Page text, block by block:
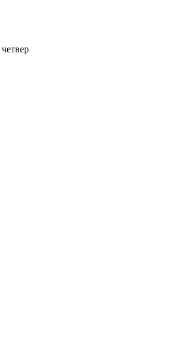
четвер